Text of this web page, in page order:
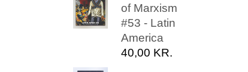
of Marxism
#53 - Latin
America
40,00 KR.